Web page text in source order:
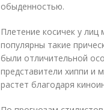
обыденностью.
Плетение косичек у
популярны такие
были отличительной
представители хиппи и
растет благодаря